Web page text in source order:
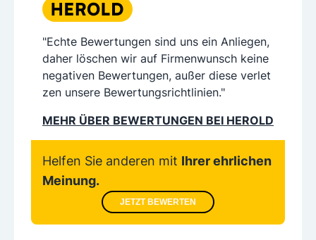
"Echte Bewertungen sind uns ein Anliegen,
daher löschen wir auf Firmenwunsch keine
negativen Bewertungen, außer diese verlet
zen unsere Bewertungsrichtlinien."
MEHR ÜBER BEWERTUNGEN BEI HEROLD
Helfen Sie anderen mit Ihrer ehrlichen
Meinung.
JETZT BEWERTEN